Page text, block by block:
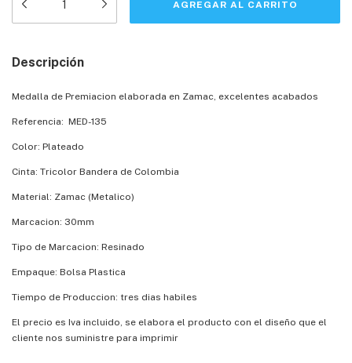
Descripción
Medalla de Premiacion elaborada en Zamac, excelentes acabados
Referencia: MED-135
Color: Plateado
Cinta: Tricolor Bandera de Colombia
Material: Zamac (Metalico)
Marcacion: 30mm
Tipo de Marcacion: Resinado
Empaque: Bolsa Plastica
Tiempo de Produccion: tres dias habiles
El precio es Iva incluido, se elabora el producto con el diseño que el
cliente nos suministre para imprimir